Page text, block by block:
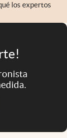
los expertos